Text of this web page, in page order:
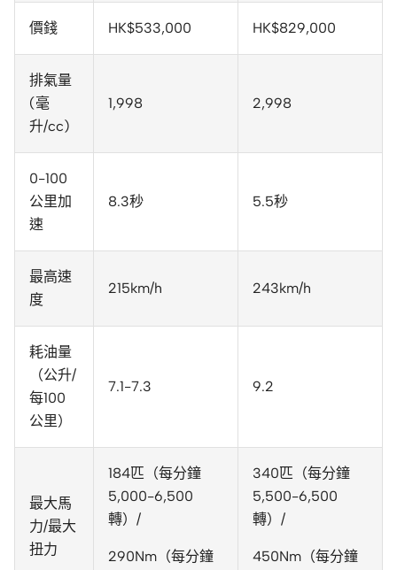
價錢 HK$533,000 HK$829,000
排氣量
(毫
升/cc)
1,998 2,998
0-100
公里加
速
8.3秒 5.5秒
最高速
度
215km/h 243km/h
耗油量
（公升/
每100
公里）
7.1-7.3 9.2
最大馬
力/最大
扭力
184匹（每分鐘
5,000-6,500
轉）/
290Nm（每分鐘
340匹（每分鐘
5,500-6,500
轉）/
450Nm（每分鐘